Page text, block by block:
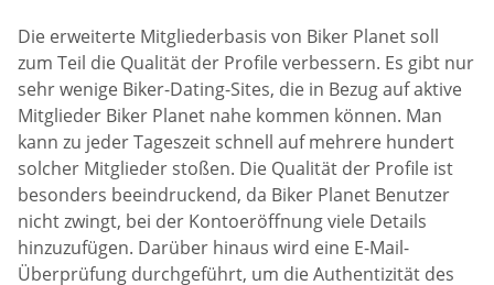
Die erweiterte Mitgliederbasis von Biker Planet soll
zum Teil die Qualität der Profile verbessern. Es gibt nur
sehr wenige Biker-Dating-Sites, die in Bezug auf aktive
Mitglieder Biker Planet nahe kommen können. Man
kann zu jeder Tageszeit schnell auf mehrere hundert
solcher Mitglieder stoßen. Die Qualität der Profile ist
besonders beeindruckend, da Biker Planet Benutzer
nicht zwingt, bei der Kontoeröffnung viele Details
hinzuzufügen. Darüber hinaus wird eine E-Mail-
Überprüfung durchgeführt, um die Authentizität des